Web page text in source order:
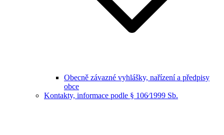
Obecně závazné vyhlášky, nařízení a předpisy
obce
Kontakty, informace podle § 106⁄1999 Sb.